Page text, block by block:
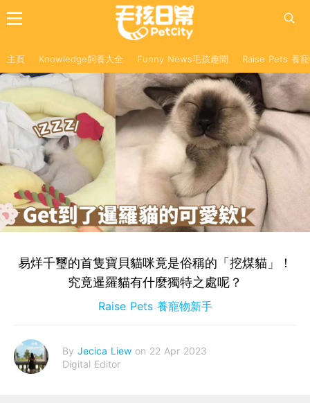
主頁 Knowledge飼養大全 Funny News毛孩趣聞 Raise Pets 養
易烊千璽的首隻寶貝貓咪竟是俗稱的「挖煤貓」！
究竟暹羅貓有什麼獨特之處呢？
Raise Pets 養寵物新手
By Jecica Liew on 22 Apr 2023
Digital Editor